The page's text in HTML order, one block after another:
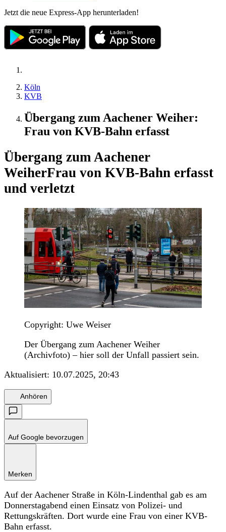
Jetzt die neue Express-App herunterladen!
Köln
KVB
Übergang zum Aachener Weiher:
Frau von KVB-Bahn erfasst
Übergang zum Aachener
WeiherFrau von KVB-Bahn erfasst
und verletzt
Copyright: Uwe Weiser
Der Übergang zum Aachener Weiher
(Archivfoto) – hier soll der Unfall passiert sein.
Aktualisiert: 10.07.2025, 20:43
Anhören
Auf Google bevorzugen
Merken
Auf der Aachener Straße in Köln-Lindenthal gab es am
Donnerstagabend einen Einsatz von Polizei- und
Rettungskräften. Dort wurde eine Frau von einer KVB-
Bahn erfasst.